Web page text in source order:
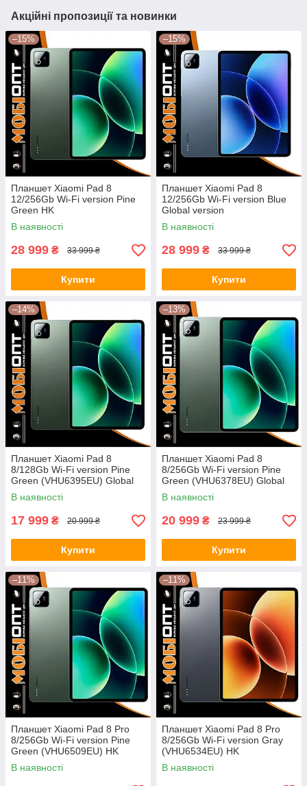
Акційні пропозиції та новинки
–15%
Планшет Xiaomi Pad 8
12/256Gb Wi-Fi version Pine
Green HK
В наявності
28 999 ₴ 33 999 ₴
Купити
–15%
Планшет Xiaomi Pad 8
12/256Gb Wi-Fi version Blue
Global version
В наявності
28 999 ₴ 33 999 ₴
Купити
–14%
Планшет Xiaomi Pad 8
8/128Gb Wi-Fi version Pine
Green (VHU6395EU) Global
version
В наявності
17 999 ₴ 20 999 ₴
Купити
–13%
Планшет Xiaomi Pad 8
8/256Gb Wi-Fi version Pine
Green (VHU6378EU) Global
version
В наявності
20 999 ₴ 23 999 ₴
Купити
–11%
Планшет Xiaomi Pad 8 Pro
8/256Gb Wi-Fi version Pine
Green (VHU6509EU) HK
В наявності
–11%
Планшет Xiaomi Pad 8 Pro
8/256Gb Wi-Fi version Gray
(VHU6534EU) HK
В наявності